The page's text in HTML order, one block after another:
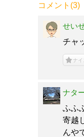
コメント(3)
せい
チャ
ナイ
ナタ
ふふ
寄越
んや